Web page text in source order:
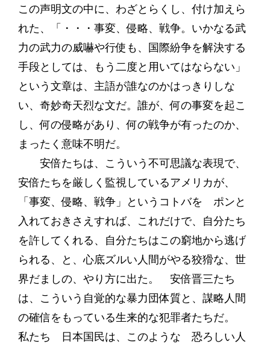
この声明文の中に、わざとらくし、付け加えら
れた、「・・・事変、侵略、戦争。いかなる武
力の武力の威嚇や行使も、国際紛争を解決する
手段としては、もう二度と用いてはならない」
という文章は、主語が誰なのかはっきりしな
い、奇妙奇天烈な文だ。誰が、何の事変を起こ
し、何の侵略があり、何の戦争が有ったのか、
まったく意味不明だ。
安倍たちは、こういう不可思議な表現で、
安倍たちを厳しく監視しているアメリカが、
「事変、侵略、戦争」というコトバを ポンと
入れておきさえすれば、これだけで、自分たち
を許してくれる、自分たちはこの窮地から逃げ
られる、と、心底ズルい人間がやる狡猾な、世
界だましの、やり方に出た。 安倍晋三たち
は、こういう自覚的な暴力団体質と、謀略人間
の確信をもっている生来的な犯罪者たちだ。
私たち 日本国民は、このような 恐ろしい人